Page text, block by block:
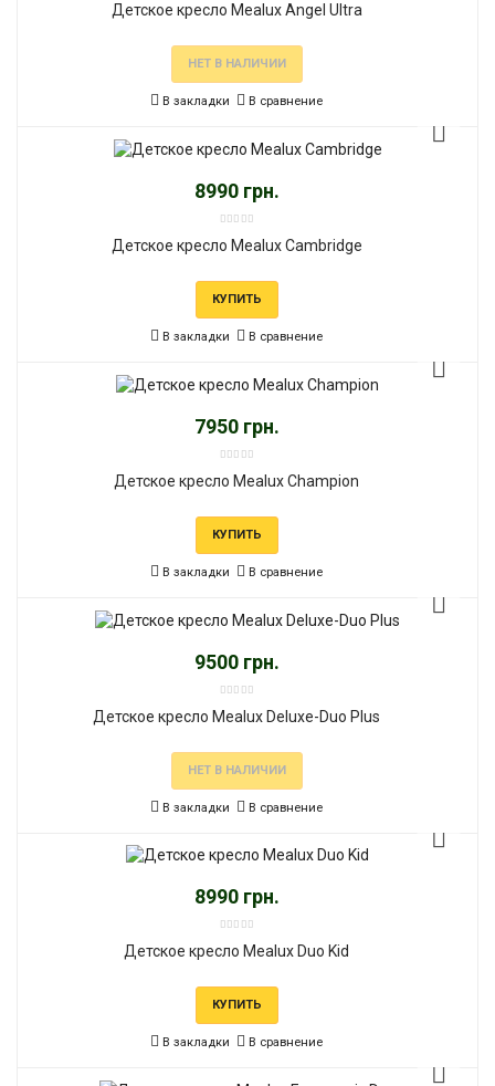
Детское кресло Mealux Angel Ultra
НЕТ В НАЛИЧИИ
В закладки В сравнение
8990 грн.
Детское кресло Mealux Cambridge
КУПИТЬ
В закладки В сравнение
7950 грн.
Детское кресло Mealux Champion
КУПИТЬ
В закладки В сравнение
9500 грн.
Детское кресло Mealux Deluxe-Duo Plus
НЕТ В НАЛИЧИИ
В закладки В сравнение
8990 грн.
Детское кресло Mealux Duo Kid
КУПИТЬ
В закладки В сравнение